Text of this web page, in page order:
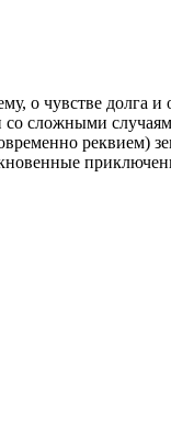
чувстве долга
сложными
реквием)